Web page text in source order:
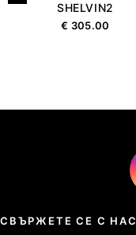
SHELVIN2
€ 305.00
СВЪРЖЕТЕ СЕ С НАС